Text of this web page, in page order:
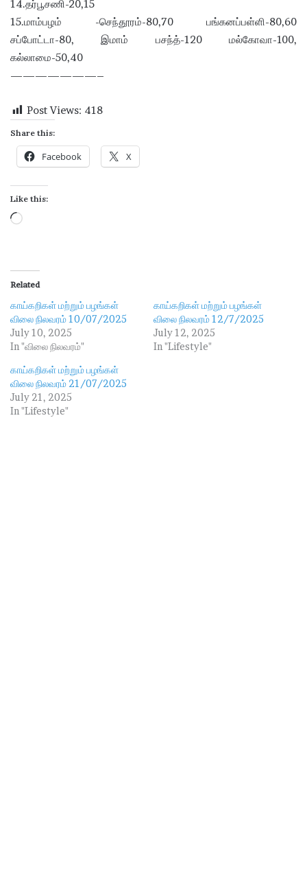
14.தர்பூசணி-20,15
15.மாம்பழம் -செந்தூரம்-80,70 பங்கனப்பள்ளி-80,60
சப்போட்டா-80, இமாம் பசந்த்-120 மல்கோவா-100,
கல்லாமை-50,40
———————–
Post Views: 418
Share this:
Facebook X
Like this:
d
i
n
…
Related
காய்கறிகள் மற்றும் பழங்கள்
விலை நிலவரம் 10/07/2025
July 10, 2025
In "விலை நிலவரம்"
காய்கறிகள் மற்றும் பழங்கள்
விலை நிலவரம் 12/7/2025
July 12, 2025
In "Lifestyle"
காய்கறிகள் மற்றும் பழங்கள்
விலை நிலவரம் 21/07/2025
July 21, 2025
In "Lifestyle"